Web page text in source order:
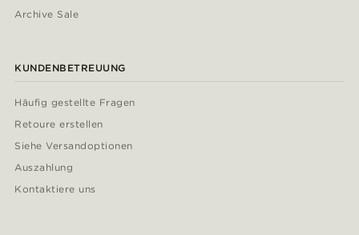
Archive Sale
KUNDENBETREUUNG
Häufig gestellte Fragen
Retoure erstellen
Siehe Versandoptionen
Auszahlung
Kontaktiere uns